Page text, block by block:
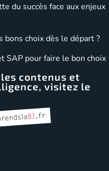
du succès face aux enjeux
bons choix dès le départ ?
SAP pour faire le bon choix
contenus et
visitez le